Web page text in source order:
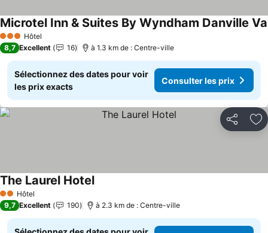
3 ÉtoilesHôtel
Microtel Inn & Suites By Wyndham Danville Va
8,7 Excellent 16 à 1.3 km de : Centre-ville
Sélectionnez des dates pour voir
les prix exacts
Consulter les prix
Partager
2 Étoiles
Hôtel
The Laurel HotelConsulter les prix
9,7 Excellent 190 à 2.3 km de : Centre-ville